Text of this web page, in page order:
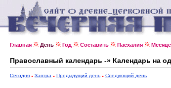
Главная День Год Составить Пасхалия
Православный календарь -» Календарь на
Сегодня Завтра Предыдущий день Следующий день